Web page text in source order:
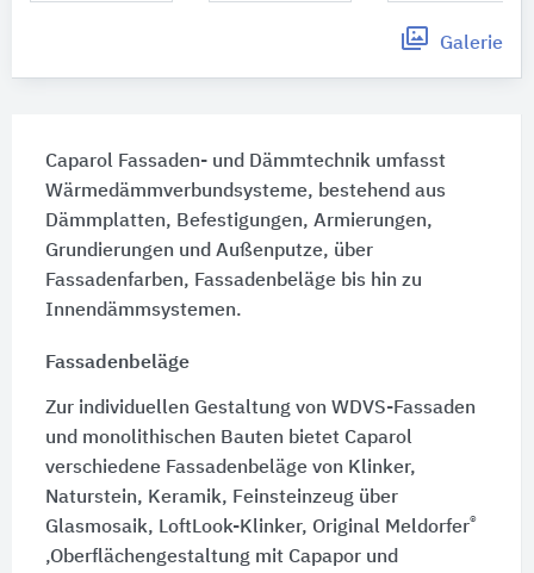
Galerie
Caparol Fassaden- und Dämmtechnik umfasst
Wärmedämmverbundsysteme, bestehend aus
Dämmplatten, Befestigungen, Armierungen,
Grundierungen und Außenputze, über
Fassadenfarben, Fassadenbeläge bis hin zu
Innendämmsystemen.
Fassadenbeläge
Zur individuellen Gestaltung von WDVS-Fassaden
und monolithischen Bauten bietet Caparol
verschiedene Fassadenbeläge von Klinker,
Naturstein, Keramik, Feinsteinzeug über
Glasmosaik, LoftLook-Klinker, Original Meldorfer®
,Oberflächengestaltung mit Capapor und